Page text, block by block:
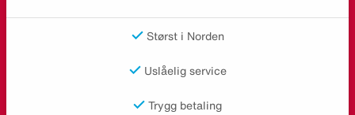
Størst i Norden
Uslåelig service
Trygg betaling